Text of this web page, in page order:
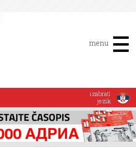
menu
izabrati
jezik